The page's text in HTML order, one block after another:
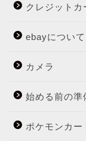
クレジットカ
ebayについて
カメラ
始める前の準
ポケモンカー